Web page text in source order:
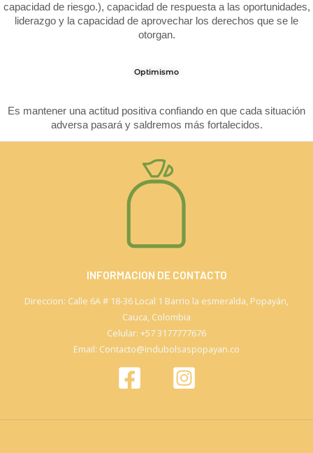
capacidad de riesgo.), capacidad de respuesta a las oportunidades,
liderazgo y la capacidad de aprovechar los derechos que se le
otorgan.
Optimismo
Es mantener una actitud positiva confiando en que cada situación
adversa pasará y saldremos más fortalecidos.
INFORMACION DE CONTACTO
Direccion: Calle 6A # 18-36 Local 1 Barrio la esmeralda, Popayán,
Cauca, Colombia
Celular: +57 3177777676
Email: Contacto@indubolsaspopayan.co